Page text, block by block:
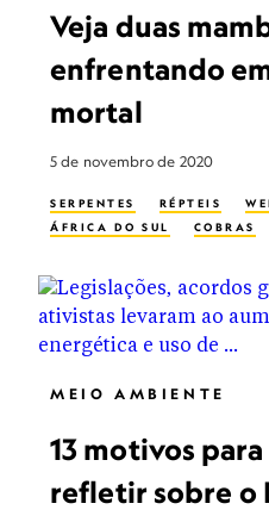
Veja duas
enfrentando
mortal
5 de novembro de 2020
SERPENTES RÉPTEIS
ÁFRICA DO SUL
COBRAS
MEIO AMBIENTE
13 motivos
refletir sobre o